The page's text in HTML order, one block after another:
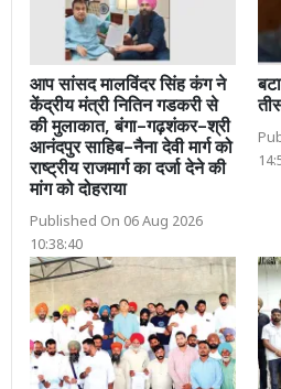
आप सांसद मालविंदर सिंह कंग ने
केंद्रीय मंत्री नितिन गडकरी से
की मुलाकात, बंगा–गढ़शंकर–श्री
आनंदपुर साहिब–नैना देवी मार्ग को
राष्ट्रीय राजमार्ग का दर्जा देने की
मांग को दोहराया
Published On 06 Aug 2026
10:38:40